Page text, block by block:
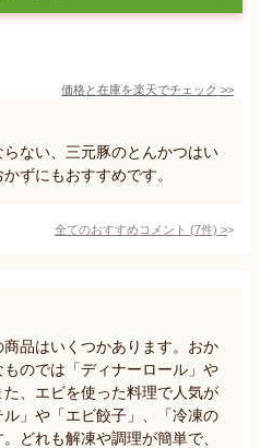
価格と在庫を楽天でチェック >>
ない、三元豚のとんかつはい
ずにもおすすめです。
全てのおすすめコメント (7件) >
品はいくつかあります。おか
のでは「ディナーロール」や
た、エビを使った料理で人気が
」や「エビ餃子」、「冷凍の
どれも解凍や調理が簡単で、